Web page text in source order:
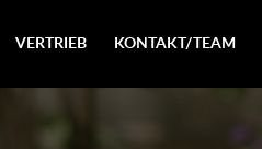
VERTRIEB KONTAKT/TEAM